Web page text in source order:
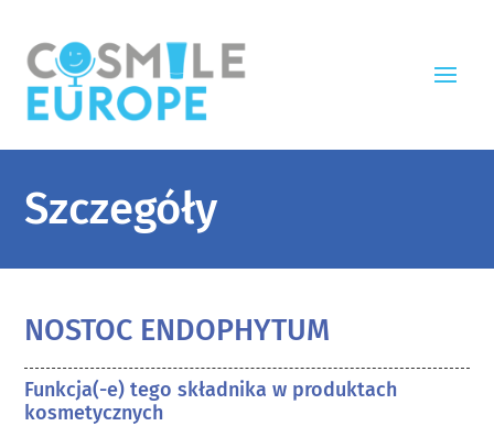
Szczegóły
NOSTOC ENDOPHYTUM
Funkcja(-e) tego składnika w produktach
kosmetycznych